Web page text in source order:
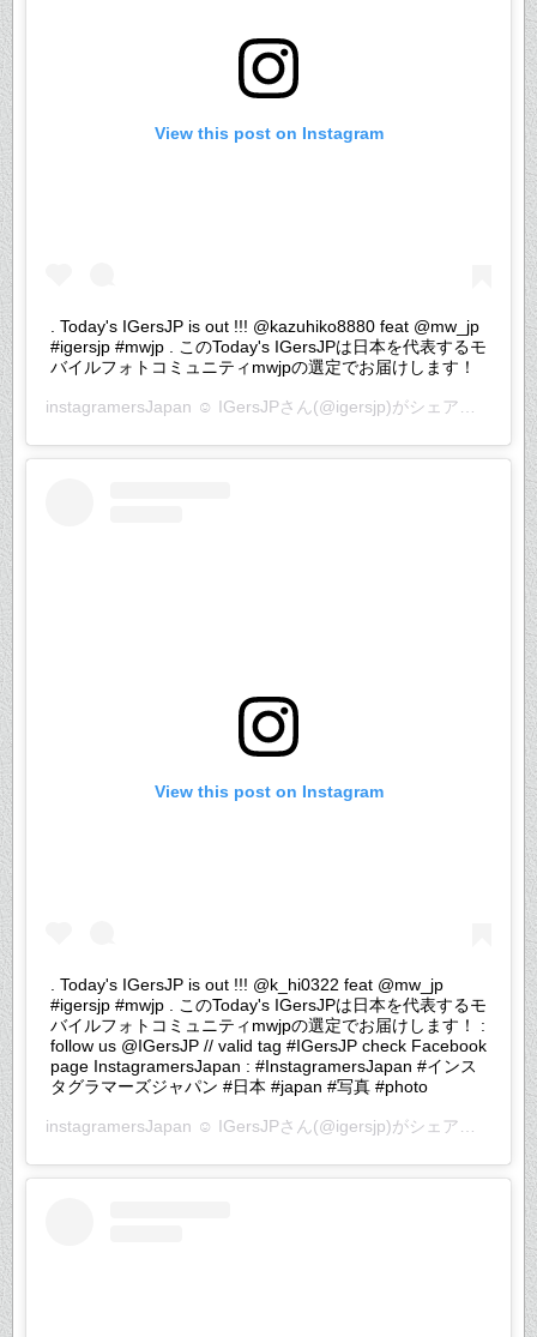
View this post on Instagram
. Today's IGersJP is out !!! @kazuhiko8880 feat @mw_jp
#igersjp #mwjp . このToday's IGersJPは日本を代表するモ
バイルフォトコミュニティmwjpの選定でお届けします！
instagramersJapan ☺︎ IGersJPさん(@igersjp)がシェアした投稿 –
View this post on Instagram
. Today's IGersJP is out !!! @k_hi0322 feat @mw_jp
#igersjp #mwjp . このToday's IGersJPは日本を代表するモ
バイルフォトコミュニティmwjpの選定でお届けします！ :
follow us @IGersJP // valid tag #IGersJP check Facebook
page InstagramersJapan : #InstagramersJapan #インス
タグラマーズジャパン #日本 #japan #写真 #photo
instagramersJapan ☺︎ IGersJPさん(@igersjp)がシェアした投稿 –